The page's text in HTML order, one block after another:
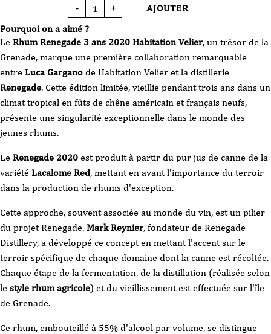
Pourquoi on a aimé ?
Le Rhum Renegade 3 ans 2020 Habitation Velier, un trésor de la
Grenade, marque une première collaboration remarquable
entre Luca Gargano de Habitation Velier et la distillerie
Renegade. Cette édition limitée, vieillie pendant trois ans dans un
climat tropical en fûts de chêne américain et français neufs,
présente une singularité exceptionnelle dans le monde des
jeunes rhums.
Le Renegade 2020 est produit à partir du pur jus de canne de la
variété Lacalome Red, mettant en avant l'importance du terroir
dans la production de rhums d'exception.
Cette approche, souvent associée au monde du vin, est un pilier
du projet Renegade. Mark Reynier, fondateur de Renegade
Distillery, a développé ce concept en mettant l'accent sur le
terroir spécifique de chaque domaine dont la canne est récoltée.
Chaque étape de la fermentation, de la distillation (réalisée selon
le style rhum agricole) et du vieillissement est effectuée sur l'île
de Grenade.
Ce rhum, embouteillé à 55% d'alcool par volume, se distingue
-
quantité
de
Renegade
3
ans
Habitation
70
+ AJOUTER